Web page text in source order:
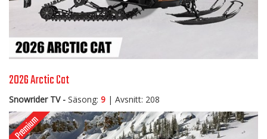
2026 Arctic Cat
Snowrider TV - Säsong: 9 | Avsnitt: 208